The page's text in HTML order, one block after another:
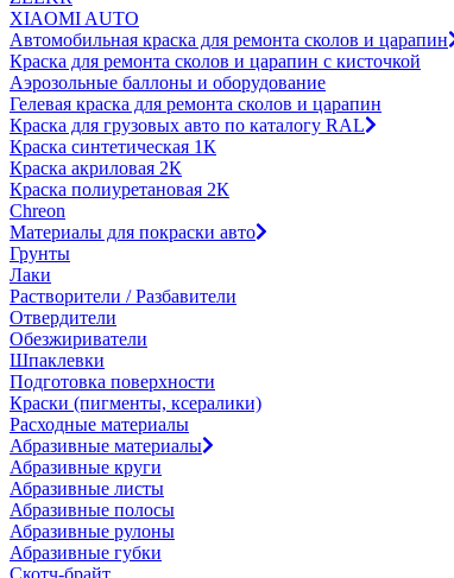
XIAOMI AUTO
Автомобильная краска для ремонта сколов и царапин
Краска для ремонта сколов и царапин с кисточкой
Аэрозольные баллоны и оборудование
Гелевая краска для ремонта сколов и царапин
Краска для грузовых авто по каталогу RAL
Краска синтетическая 1К
Краска акриловая 2К
Краска полиуретановая 2К
Chreon
Материалы для покраски авто
Грунты
Лаки
Растворители / Разбавители
Отвердители
Обезжириватели
Шпаклевки
Подготовка поверхности
Краски (пигменты, ксералики)
Расходные материалы
Абразивные материалы
Абразивные круги
Абразивные листы
Абразивные полосы
Абразивные рулоны
Абразивные губки
Скотч-брайт